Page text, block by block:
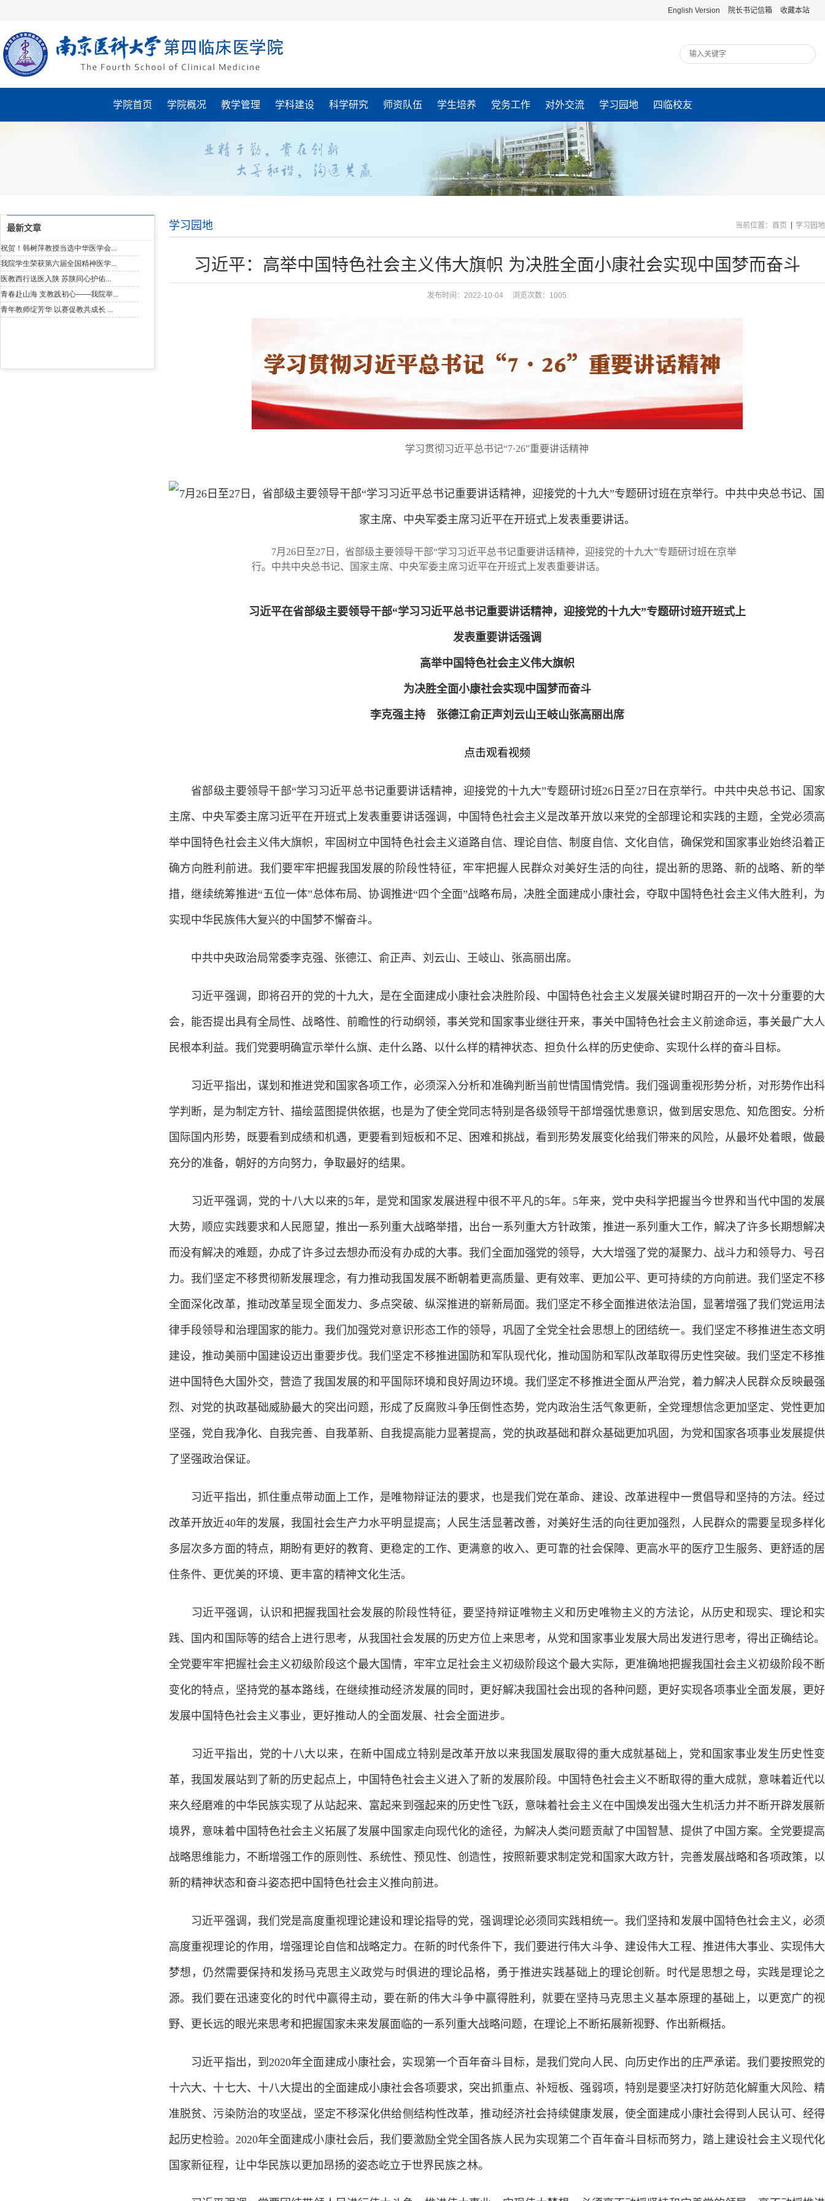
English Version 院长书记信箱 收藏本站
学院首页 学院概况 教学管理 学科建设 科学研究 师资队伍 学生培养 党务工作 对外交流 学习园地 四临校友
学习园地 当前位置： 首页 学习园地
习近平：高举中国特色社会主义伟大旗帜 为决胜全面小康社会实现中国梦而奋斗
发布时间：2022-10-04 浏览次数： 1005
学习贯彻习近平总书记“7·26”重要讲话精神
7月26日至27日，省部级主要领导干部“学习习近平总书记重要讲话精神，迎接党的十九大”专题研讨班在京举
行。中共中央总书记、国家主席、中央军委主席习近平在开班式上发表重要讲话。
习近平在省部级主要领导干部“学习习近平总书记重要讲话精神，迎接党的十九大”专题研讨班开班式上
发表重要讲话强调
高举中国特色社会主义伟大旗帜
为决胜全面小康社会实现中国梦而奋斗
李克强主持 张德江俞正声刘云山王岐山张高丽出席
点击观看视频
省部级主要领导干部“学习习近平总书记重要讲话精神，迎接党的十九大”专题研讨班26日至27日在京举行。中共中央总书记、国家
主席、中央军委主席习近平在开班式上发表重要讲话强调，中国特色社会主义是改革开放以来党的全部理论和实践的主题，全党必须高
举中国特色社会主义伟大旗帜，牢固树立中国特色社会主义道路自信、理论自信、制度自信、文化自信，确保党和国家事业始终沿着正
确方向胜利前进。我们要牢牢把握我国发展的阶段性特征，牢牢把握人民群众对美好生活的向往，提出新的思路、新的战略、新的举
措，继续统筹推进“五位一体”总体布局、协调推进“四个全面”战略布局，决胜全面建成小康社会，夺取中国特色社会主义伟大胜利，为
实现中华民族伟大复兴的中国梦不懈奋斗。
中共中央政治局常委李克强、张德江、俞正声、刘云山、王岐山、张高丽出席。
习近平强调，即将召开的党的十九大，是在全面建成小康社会决胜阶段、中国特色社会主义发展关键时期召开的一次十分重要的大
会，能否提出具有全局性、战略性、前瞻性的行动纲领，事关党和国家事业继往开来，事关中国特色社会主义前途命运，事关最广大人
民根本利益。我们党要明确宣示举什么旗、走什么路、以什么样的精神状态、担负什么样的历史使命、实现什么样的奋斗目标。
习近平指出，谋划和推进党和国家各项工作，必须深入分析和准确判断当前世情国情党情。我们强调重视形势分析，对形势作出科
学判断，是为制定方针、描绘蓝图提供依据，也是为了使全党同志特别是各级领导干部增强忧患意识，做到居安思危、知危图安。分析
国际国内形势，既要看到成绩和机遇，更要看到短板和不足、困难和挑战，看到形势发展变化给我们带来的风险，从最坏处着眼，做最
充分的准备，朝好的方向努力，争取最好的结果。
习近平强调，党的十八大以来的5年，是党和国家发展进程中很不平凡的5年。5年来，党中央科学把握当今世界和当代中国的发展
大势，顺应实践要求和人民愿望，推出一系列重大战略举措，出台一系列重大方针政策，推进一系列重大工作，解决了许多长期想解决
而没有解决的难题，办成了许多过去想办而没有办成的大事。我们全面加强党的领导，大大增强了党的凝聚力、战斗力和领导力、号召
力。我们坚定不移贯彻新发展理念，有力推动我国发展不断朝着更高质量、更有效率、更加公平、更可持续的方向前进。我们坚定不移
全面深化改革，推动改革呈现全面发力、多点突破、纵深推进的崭新局面。我们坚定不移全面推进依法治国，显著增强了我们党运用法
律手段领导和治理国家的能力。我们加强党对意识形态工作的领导，巩固了全党全社会思想上的团结统一。我们坚定不移推进生态文明
建设，推动美丽中国建设迈出重要步伐。我们坚定不移推进国防和军队现代化，推动国防和军队改革取得历史性突破。我们坚定不移推
进中国特色大国外交，营造了我国发展的和平国际环境和良好周边环境。我们坚定不移推进全面从严治党，着力解决人民群众反映最强
烈、对党的执政基础威胁最大的突出问题，形成了反腐败斗争压倒性态势，党内政治生活气象更新，全党理想信念更加坚定、党性更加
坚强，党自我净化、自我完善、自我革新、自我提高能力显著提高，党的执政基础和群众基础更加巩固，为党和国家各项事业发展提供
了坚强政治保证。
习近平指出，抓住重点带动面上工作，是唯物辩证法的要求，也是我们党在革命、建设、改革进程中一贯倡导和坚持的方法。经过
改革开放近40年的发展，我国社会生产力水平明显提高；人民生活显著改善，对美好生活的向往更加强烈，人民群众的需要呈现多样化
多层次多方面的特点，期盼有更好的教育、更稳定的工作、更满意的收入、更可靠的社会保障、更高水平的医疗卫生服务、更舒适的居
住条件、更优美的环境、更丰富的精神文化生活。
习近平强调，认识和把握我国社会发展的阶段性特征，要坚持辩证唯物主义和历史唯物主义的方法论，从历史和现实、理论和实
践、国内和国际等的结合上进行思考，从我国社会发展的历史方位上来思考，从党和国家事业发展大局出发进行思考，得出正确结论。
全党要牢牢把握社会主义初级阶段这个最大国情，牢牢立足社会主义初级阶段这个最大实际，更准确地把握我国社会主义初级阶段不断
变化的特点，坚持党的基本路线，在继续推动经济发展的同时，更好解决我国社会出现的各种问题，更好实现各项事业全面发展，更好
发展中国特色社会主义事业，更好推动人的全面发展、社会全面进步。
习近平指出，党的十八大以来，在新中国成立特别是改革开放以来我国发展取得的重大成就基础上，党和国家事业发生历史性变
革，我国发展站到了新的历史起点上，中国特色社会主义进入了新的发展阶段。中国特色社会主义不断取得的重大成就，意味着近代以
来久经磨难的中华民族实现了从站起来、富起来到强起来的历史性飞跃，意味着社会主义在中国焕发出强大生机活力并不断开辟发展新
境界，意味着中国特色社会主义拓展了发展中国家走向现代化的途径，为解决人类问题贡献了中国智慧、提供了中国方案。全党要提高
战略思维能力，不断增强工作的原则性、系统性、预见性、创造性，按照新要求制定党和国家大政方针，完善发展战略和各项政策，以
新的精神状态和奋斗姿态把中国特色社会主义推向前进。
习近平强调，我们党是高度重视理论建设和理论指导的党，强调理论必须同实践相统一。我们坚持和发展中国特色社会主义，必须
高度重视理论的作用，增强理论自信和战略定力。在新的时代条件下，我们要进行伟大斗争、建设伟大工程、推进伟大事业、实现伟大
梦想，仍然需要保持和发扬马克思主义政党与时俱进的理论品格，勇于推进实践基础上的理论创新。时代是思想之母，实践是理论之
源。我们要在迅速变化的时代中赢得主动，要在新的伟大斗争中赢得胜利，就要在坚持马克思主义基本原理的基础上，以更宽广的视
野、更长远的眼光来思考和把握国家未来发展面临的一系列重大战略问题，在理论上不断拓展新视野、作出新概括。
习近平指出，到2020年全面建成小康社会，实现第一个百年奋斗目标，是我们党向人民、向历史作出的庄严承诺。我们要按照党的
十六大、十七大、十八大提出的全面建成小康社会各项要求，突出抓重点、补短板、强弱项，特别是要坚决打好防范化解重大风险、精
准脱贫、污染防治的攻坚战，坚定不移深化供给侧结构性改革，推动经济社会持续健康发展，使全面建成小康社会得到人民认可、经得
起历史检验。2020年全面建成小康社会后，我们要激励全党全国各族人民为实现第二个百年奋斗目标而努力，踏上建设社会主义现代化
国家新征程，让中华民族以更加昂扬的姿态屹立于世界民族之林。
最新文章